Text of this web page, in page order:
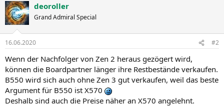
k
t
i
e
:
deoroller
Grand Admiral Special
16.06.2020 #2
Wenn der Nachfolger von Zen 2 heraus gezögert wird,
können die Boardpartner länger ihre Restbestände verkaufen.
B550 wird sich auch ohne Zen 3 gut verkaufen, weil das beste
Argument für B550 ist X570
Deshalb sind auch die Preise näher an X570 angelehnt.